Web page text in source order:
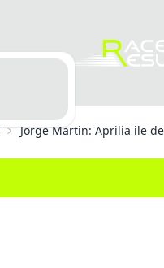
Jorge Martin: Aprilia ile